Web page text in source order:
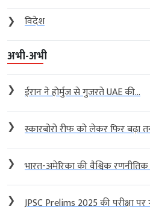
❯
विदेश
अभी-अभी
❯ ईरान ने होर्मुज से गुजरते UAE की...
❯ स्कारबोरो रीफ को लेकर फिर बढ़ा
❯ भारत-अमेरिका की वैश्विक
❯ JPSC Prelims 2025 की परीक्षा पर